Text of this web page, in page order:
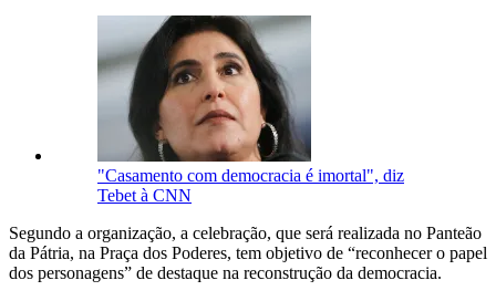
"Casamento com democracia é imortal", diz
Tebet à CNN
Segundo a organização, a celebração, que será realizada no Panteão
da Pátria, na Praça dos Poderes, tem objetivo de “reconhecer o papel
dos personagens” de destaque na reconstrução da democracia.